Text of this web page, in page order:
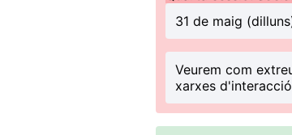
31 de maig
Veurem com
xarxes